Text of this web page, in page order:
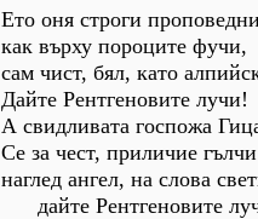
Ето оня строги
как върху пороците фучи,
сам чист, бял, като
Дайте Рентгеновите лучи!
А свидливата госпожа
Се за чест, приличие
наглед ангел, на слова
дайте Рентгеновите